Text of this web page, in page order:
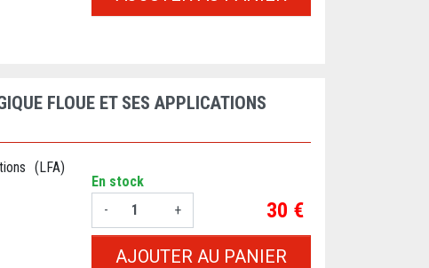
FLOUE ET SES APPLICATIONS
(LFA)
En stock
-
+ Prix
30 €
AJOUTER AU PANIER